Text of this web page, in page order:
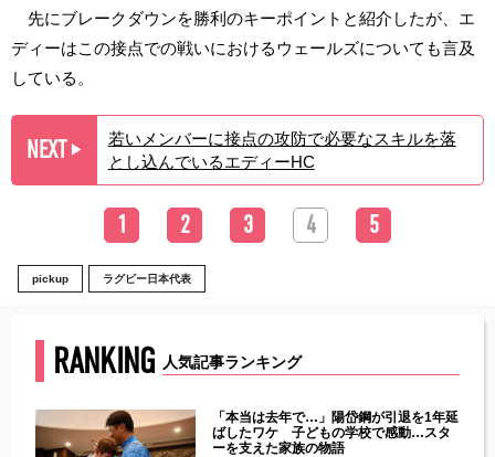
先にブレークダウンを勝利のキーポイントと紹介したが、エ
ディーはこの接点での戦いにおけるウェールズについても言及
している。
NEXT ▶︎
若いメンバーに接点の攻防で必要なスキルを落
とし込んでいるエディーHC
1 2 3 4 5
pickup ラグビー日本代表
RANKING 人気記事ランキング
「本当は去年で…」陽岱鋼が引退を1年延
ばしたワケ 子どもの学校で感動…スタ
ーを支えた家族の物語